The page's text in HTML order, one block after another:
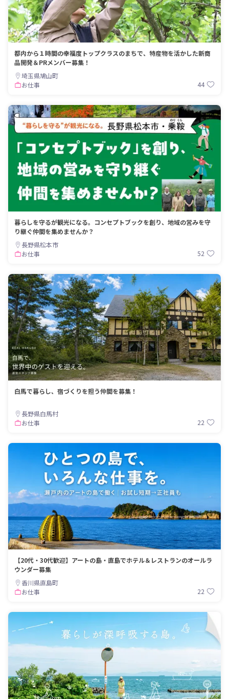
都内から１時間の幸福度トップクラスのまちで、特産物を活かした新商
品開発＆PRメンバー募集！
埼玉県鳩山町
お仕事
44
暮らしを守るが観光になる。コンセプトブックを創り、地域の営みを守
り継ぐ仲間を集めませんか？
長野県松本市
お仕事
52
白馬で暮らし、宿づくりを担う仲間を募集！
長野県白馬村
お仕事
22
【20代・30代歓迎】アートの島・直島でホテル＆レストランのオールラ
ウンダー募集
香川県直島町
お仕事
22